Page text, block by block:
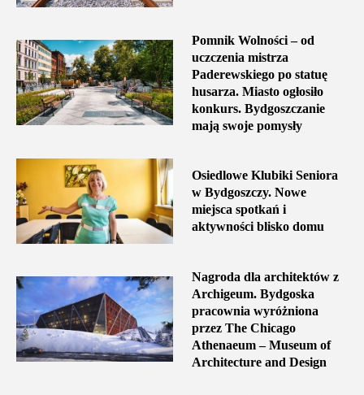
Pomnik Wolności – od
uczczenia mistrza
Paderewskiego po statuę
husarza. Miasto ogłosiło
konkurs. Bydgoszczanie
mają swoje pomysły
Osiedlowe Klubiki Seniora
w Bydgoszczy. Nowe
miejsca spotkań i
aktywności blisko domu
Nagroda dla architektów z
Archigeum. Bydgoska
pracownia wyróżniona
przez The Chicago
Athenaeum – Museum of
Architecture and Design